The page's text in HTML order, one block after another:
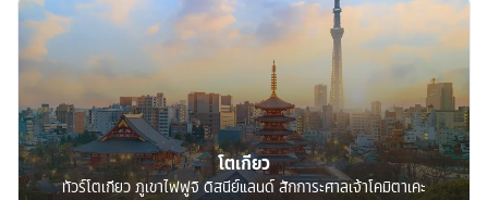
โตเกียว
ทัวร์โตเกียว ภูเขาไฟฟูจิ ดิสนีย์แลนด์ สักการะศาลเจ้าโคมิตาเคะ